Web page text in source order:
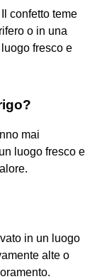
confetto teme
o in una
fresco e
mai
luogo fresco e
in un luogo
alte o